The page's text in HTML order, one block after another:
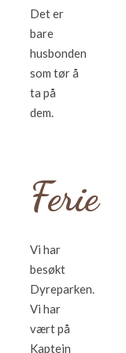
Det er
bare
husbonden
som tør å
ta på
dem.
Ferie
Vi har
besøkt
Dyreparken.
Vi har
vært på
Kaptein